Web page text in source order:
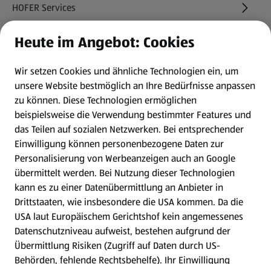
HOFER Services
Newsletter
WhatsApp
Gewinnspiele
Mein HOFER. Meine Einkäufe.
Meine Meinung. Mein HOFER.
Gutscheingroßbestellung
(öffnet in einem neuen Tab)
Folge uns hier:
Heute im Angebot: Cookies
Wir setzen Cookies und ähnliche Technologien ein, um
unsere Website bestmöglich an Ihre Bedürfnisse anpassen
zu können. Diese Technologien ermöglichen
beispielsweise die Verwendung bestimmter Features und
das Teilen auf sozialen Netzwerken. Bei entsprechender
Einwilligung können personenbezogene Daten zur
Personalisierung von Werbeanzeigen auch an Google
übermittelt werden. Bei Nutzung dieser Technologien
kann es zu einer Datenübermittlung an Anbieter in
Drittstaaten, wie insbesondere die USA kommen. Da die
USA laut Europäischem Gerichtshof kein angemessenes
Datenschutzniveau aufweist, bestehen aufgrund der
Übermittlung Risiken (Zugriff auf Daten durch US-
Behörden, fehlende Rechtsbehelfe). Ihr Einwilligung